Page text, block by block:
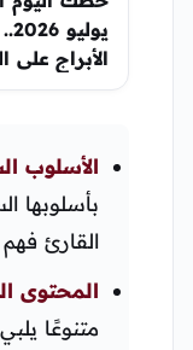
الأبراج على
المهني
الأسلوب
بأسلوبها
القارئ
المحتوى
متنوعًا